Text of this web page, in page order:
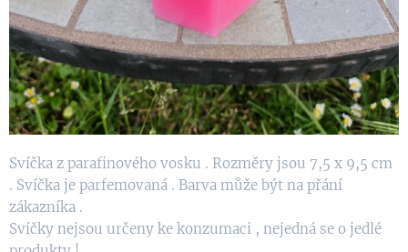
Svíčka z parafinového vosku . Rozměry jsou 7,5 x 9,5 cm
. Svíčka je parfemovaná . Barva může být na přání
zákazníka .
Svíčky nejsou určeny ke konzumaci , nejedná se o jedlé